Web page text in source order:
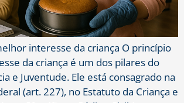
interesse da criança O princípio
da criança é um dos pilares do
e Juventude. Ele está consagrado na
(art. 227), no Estatuto da Criança e